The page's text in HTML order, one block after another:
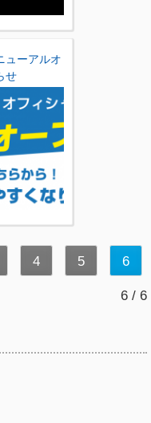
ューアルオ
せ
4 5 6
6 / 6